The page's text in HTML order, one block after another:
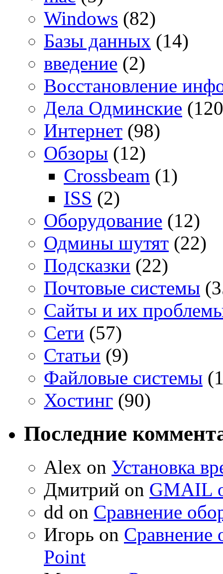
Windows (82)
Базы данных (14)
введение (2)
Восстановление
Дела Одминские
Интернет (98)
Обзоры (12)
Crossbeam (1)
ISS (2)
Оборудование (12)
Одмины шутят (22)
Подсказки (22)
Почтовые системы
Сайты и их
Сети (57)
Статьи (9)
Файловые системы
Хостинг (90)
Последние
Alex on Установка
Дмитрий on GMAIL
dd on Сравнение
Игорь on Сравнение
Point